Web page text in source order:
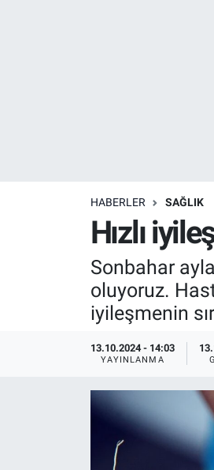
HABERLER SAĞLIK
Hızlı
Sonbahar
oluyoruz.
iyileşmenin
13.10.2024 - 14:03
YAYINLANMA